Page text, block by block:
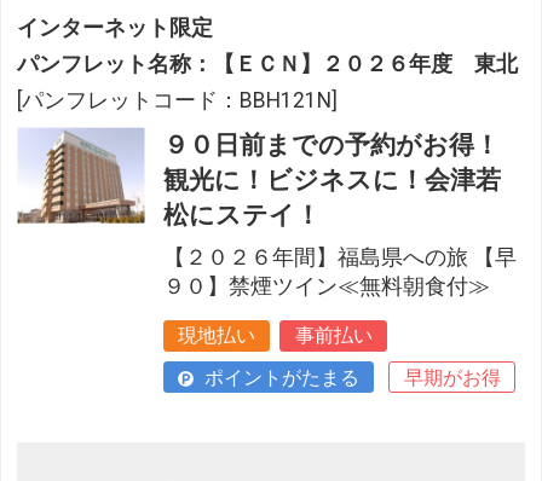
インターネット限定
パンフレット名称：【ＥＣＮ】２０２６年度 東北
[パンフレットコード：BBH121N]
９０日前までの予約がお得！
観光に！ビジネスに！会津若
松にステイ！
【２０２６年間】福島県への旅 【早
９０】禁煙ツイン≪無料朝食付≫
現地払い
事前払い
ポイントがたまる
早期がお得